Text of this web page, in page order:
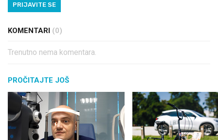
PRIJAVITE SE
KOMENTARI (0)
Trenutno nema komentara.
PROČITAJTE JOŠ